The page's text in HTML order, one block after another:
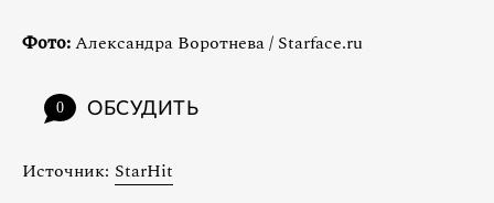
Фото:Александра Воротнева / Starface.ru
0 ОБСУДИТЬ
Источник: StarHit